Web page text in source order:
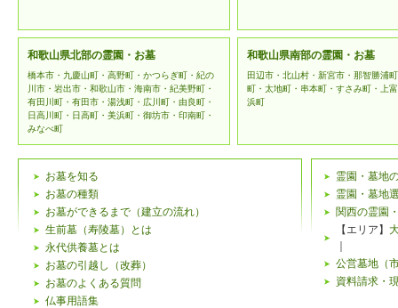
和歌山県北部の霊園・お墓
橋本市・九慶山町・高野町・かつらぎ町・紀の
川市・岩出市・和歌山市・海南市・紀美野町・
有田川町・有田市・湯浅町・広川町・由良町・
日高川町・日高町・美浜町・御坊市・印南町・
みなべ町
和歌山県南部の霊園・お墓
田辺市・北山村・新宮市・那智勝浦
町・太地町・串本町・すさみ町・上
浜町
お墓を知る
お墓の種類
お墓ができるまで（建立の流れ）
生前墓（寿陵墓）とは
永代供養墓とは
お墓の引越し（改葬）
お墓のよくある質問
仏事用語集
霊園・墓地
霊園・墓地
関西の霊園
【エリア】
公営墓地（
資料請求・